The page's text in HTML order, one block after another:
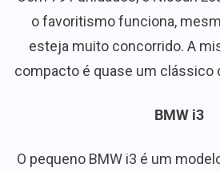
o favoritismo funciona,
esteja muito concorrido. A
compacto é quase um clássico
BMW i3
O pequeno BMW i3 é um